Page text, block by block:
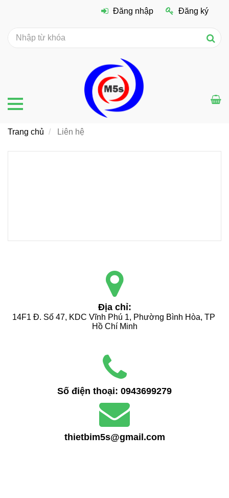
Địa chỉ:
14F1 Đ. Số 47, KDC Vĩnh Phú 1, Phường Bình Hòa, TP
Hồ Chí Minh
Số điện thoại: 0943699279
thietbim5s@gmail.com
Đăng nhập Đăng ký
Trang chủ Liên hệ